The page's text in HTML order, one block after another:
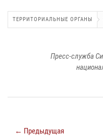
ТЕРРИТОРИАЛЬНЫЕ ОРГАНЫ
Пресс-служба
← Предыдущая